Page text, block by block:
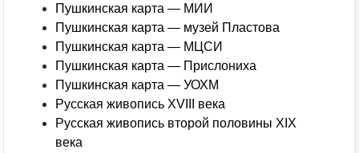
Пушкинская карта — МИИ
Пушкинская карта — музей Пластова
Пушкинская карта — МЦСИ
Пушкинская карта — Прислониха
Пушкинская карта — УОХМ
Русская живопись XVIII века
Русская живопись второй половины XIX
века